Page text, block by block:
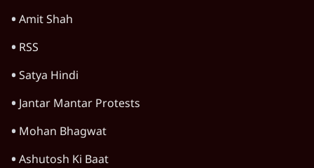
Amit Shah
RSS
Satya Hindi
Jantar Mantar Protests
Mohan Bhagwat
Ashutosh Ki Baat